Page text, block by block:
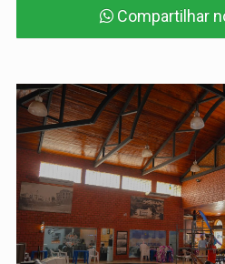
Compartilhar